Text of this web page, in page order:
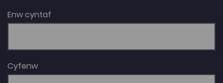
datblygu ar lawr y dosbarth ac ar-lein wrth addysgu’n
hyderus ac yn arloesol.
Enw cyntaf
Cyfenw